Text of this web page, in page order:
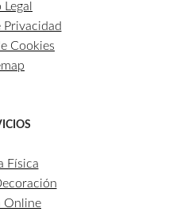
Privacidad
Cookies
Física
Online